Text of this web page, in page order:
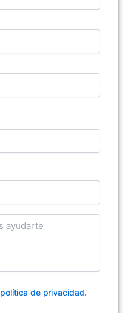
política de privacidad.